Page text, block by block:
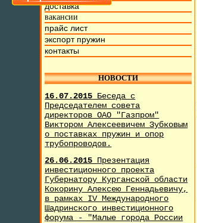
доставка
вакансии
прайс лист
экспорт пружин
контакты
НОВОСТИ
16.07.2015 Беседа с
Председателем совета
директоров ОАО "Газпром"
Виктором Алексеевичем Зубковым
о поставках пружин и опор
трубопроводов.
26.06.2015 Презентация
инвестиционного проекта
Губернатору Курганской области
Кокорину Алексею Геннадьевичу,
в рамках IV Международного
Шадринского инвестиционного
форума - "Малые города России